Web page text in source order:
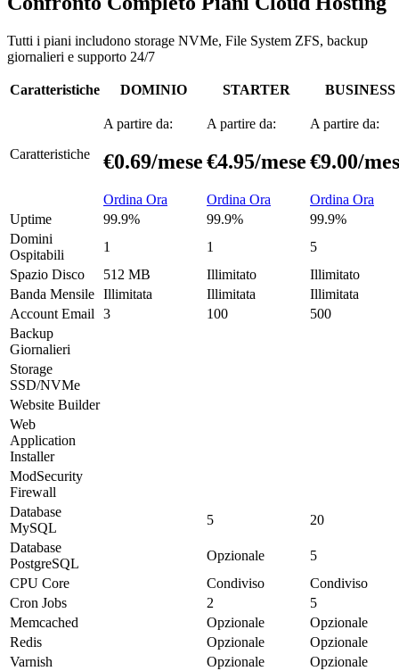
Tutti i piani includono storage NVMe, File System ZFS, backup
giornalieri e supporto 24/7
Caratteristiche DOMINIO STARTER BUSINESS
Caratteristiche
A partire da:
€0.69/mese
Ordina Ora
A partire da:
€4.95/mese
Ordina Ora
A partire da:
€9.00/
Ordina Ora
Uptime
99.9% 99.9%
99.9%
Domini
Ospitabili
1 1
5
Spazio Disco
512 MB Illimitato
Illimitato
Banda Mensile Illimitata Illimitata
Illimitata
Account Email
3 100
500
Backup
Giornalieri
Storage
SSD/NVMe
Website Builder
Web
Application
Installer
ModSecurity
Firewall
Database
MySQL
5
20
Database
PostgreSQL
Opzionale
5
CPU Core
Condiviso
Condiviso
Cron Jobs
2
5
Memcached
Opzionale
Opzionale
Redis
Opzionale
Opzionale
Varnish
Opzionale
Opzionale